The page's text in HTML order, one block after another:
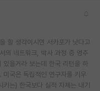
할 생각이시면 서카포가 낫다고
의 네트워크, 박사 과정 중 영주
있을거라 보는데 한국 리턴을 하
미국은 독립적인 연구자를 키우
는) 한국보다 실적 자체는 내기